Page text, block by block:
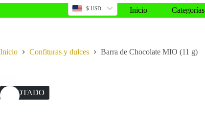
$ USD Inicio Categorías
Inicio Confituras y dulces Barra de Chocolate MIO (11 g)
AGOTADO